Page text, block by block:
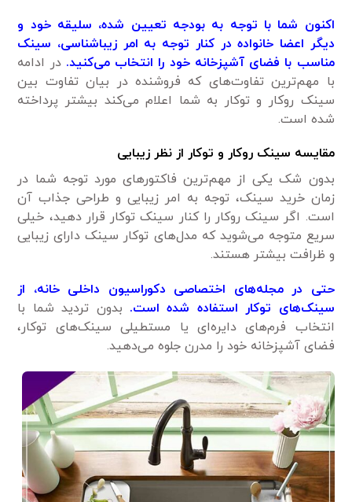
اکنون شما با توجه به بودجه تعیین شده، سلیقه خود و
دیگر اعضا خانواده در کنار توجه به امر زیبا‌شناسی، سینک
مناسب با فضای آشپزخانه خود را انتخاب می‌کنید. در ادامه
با مهم‌ترین تفاوت‌های که فروشنده در بیان تفاوت بین
سینک روکار و توکار به شما اعلام می‌کند بیشتر پرداخته
شده است.
مقایسه سینک روکار و توکار از نظر زیبایی
بدون شک یکی از مهم‌ترین فاکتور‌های مورد توجه شما در
زمان خرید سینک، توجه به امر زیبایی و طراحی جذاب آن
است. اگر سینک روکار را کنار سینک توکار قرار دهید، خیلی
سریع متوجه می‌شوید که مدل‌های توکار سینک دارای زیبایی
و ظرافت بیشتر هستند.
حتی در مجله‌های اختصاصی دکوراسیون داخلی خانه، از
سینک‌های توکار استفاده شده است. بدون تردید شما با
انتخاب فرم‌های دایره‌ای یا مستطیلی سینک‌های توکار،
فضای آشپزخانه خود را مدرن جلوه می‌دهید.